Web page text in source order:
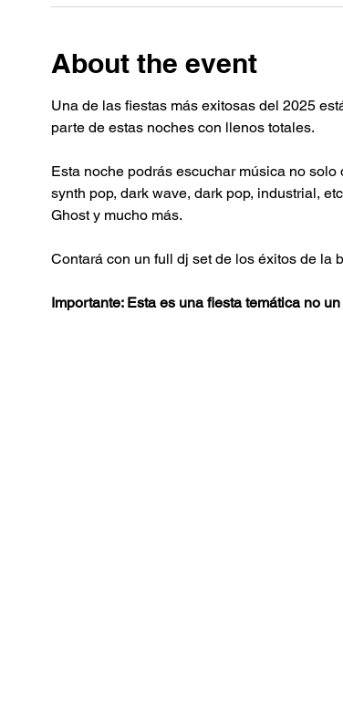
About the event
Una de las fiestas más exitosas del 2025
parte de estas noches con llenos totales.
Esta noche podrás escuchar música no
synth pop, dark wave, dark pop, industrial,
Ghost y mucho más.
Contará con un full dj set de los éxitos de la
Importante: Esta es una fiesta temática no